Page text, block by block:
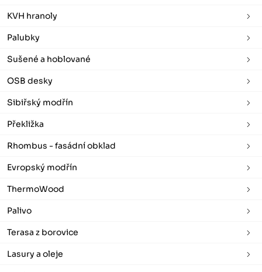
KVH hranoly
Palubky
Sušené a hoblované
OSB desky
Sibiřský modřín
Překližka
Rhombus - fasádní obklad
Evropský modřín
ThermoWood
Palivo
Terasa z borovice
Lasury a oleje